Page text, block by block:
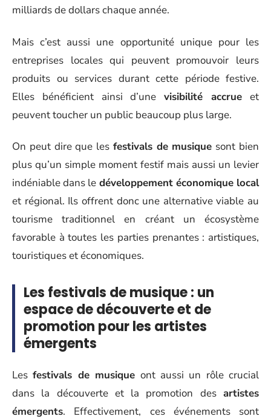
milliards de dollars chaque année.
Mais c’est aussi une opportunité unique pour les
entreprises locales qui peuvent promouvoir leurs
produits ou services durant cette période festive.
Elles bénéficient ainsi d’unevisibilité accrue et
peuvent toucher un public beaucoup plus large.
On peut dire que les festivals de musique sont bien
plus qu’un simple moment festif mais aussi un levier
indéniable dans le développement économique local
et régional. Ils offrent donc une alternative viable au
tourisme traditionnel en créant un écosystème
favorable à toutes les parties prenantes : artistiques,
touristiques et économiques.
Les festivals de musique : un
espace de découverte et de
promotion pour les artistes
émergents
Lesfestivals de musique ont aussi un rôle crucial
dans la découverte et la promotion des artistes
émergents. Effectivement, ces événements sont